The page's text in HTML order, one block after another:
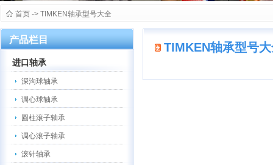
首页 -> TIMKEN轴承型号大全
产品栏目
进口轴承
深沟球轴承
调心球轴承
圆柱滚子轴承
调心滚子轴承
滚针轴承
TIMKEN轴承型号